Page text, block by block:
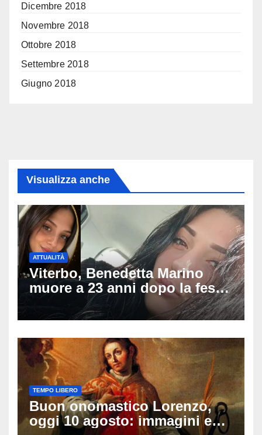
Dicembre 2018
Novembre 2018
Ottobre 2018
Settembre 2018
Giugno 2018
Visualizza anche
ATTUALITÀ
Viterbo, Benedetta Marino
muore a 23 anni dopo la festa
di compleanno: trovata senza
vita nell’ex consorzio, è giallo
TEMPO LIBERO
Buon onomastico Lorenzo,
oggi 10 agosto: immagini e